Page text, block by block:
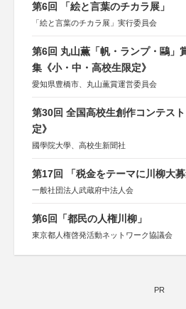
第6回 「絵と言葉のチカラ展」
「絵と言葉のチカラ展」実行委員会
第6回 丸山薫「帆・ランプ・鷗」
集《小・中・高校生限定》
愛知県豊橋市、丸山薫賞運営委員会
第30回 全国高校生創作コンテス
定》
國學院大學、高校生新聞社
第17回 「税金をテーマに川柳大募
一般社団法人武蔵府中法人会
第6回「都民の人権川柳」
東京都人権啓発活動ネットワーク協議会
PR